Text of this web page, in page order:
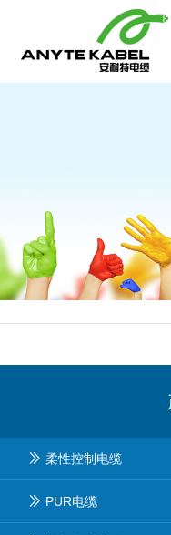
柔性控制电缆
PUR电缆